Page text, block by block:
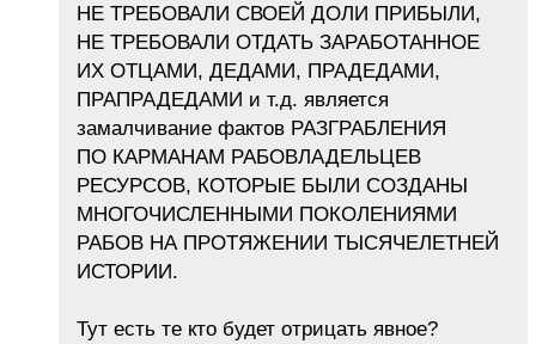
НЕ ТРЕБОВАЛИ СВОЕЙ ДОЛИ ПРИБЫЛИ,
НЕ ТРЕБОВАЛИ ОТДАТЬ ЗАРАБОТАННОЕ
ИХ ОТЦАМИ, ДЕДАМИ, ПРАДЕДАМИ,
ПРАПРАДЕДАМИ и т.д. является
замалчивание фактов РАЗГРАБЛЕНИЯ
ПО КАРМАНАМ РАБОВЛАДЕЛЬЦЕВ
РЕСУРСОВ, КОТОРЫЕ БЫЛИ СОЗДАНЫ
МНОГОЧИСЛЕННЫМИ ПОКОЛЕНИЯМИ
РАБОВ НА ПРОТЯЖЕНИИ ТЫСЯЧЕЛЕТНЕЙ
ИСТОРИИ.
Тут есть те кто будет отрицать явное?